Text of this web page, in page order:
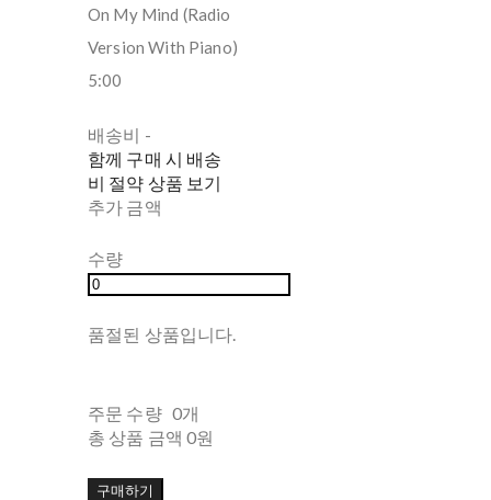
On My Mind (Radio
Version With Piano)
5:00
배송비 -
함께 구매 시 배송
비 절약 상품 보기
추가 금액
수량
품절된 상품입니다.
주문 수량 0개
총 상품 금액 0원
구매하기